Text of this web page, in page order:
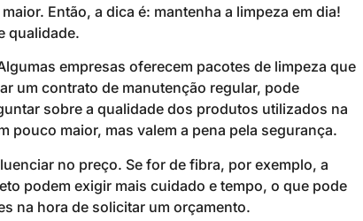
Então, a dica é: mantenha a limpeza em dia!
qualidade.
empresas oferecem pacotes de limpeza que
um contrato de manutenção regular, pode
sobre a qualidade dos produtos utilizados na
pouco maior, mas valem a pena pela segurança.
no preço. Se for de fibra, por exemplo, a
podem exigir mais cuidado e tempo, o que pode
na hora de solicitar um orçamento.